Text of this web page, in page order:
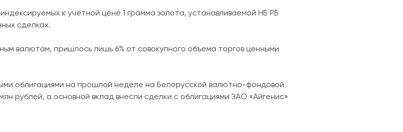
к учетной цене 1 грамма золота, устанавливаемой НБ РБ
сделках.
валютам, пришлось лишь 6% от совокупного объема торгов ценными
облигациями на прошлой неделе на Белорусской валютно-фондовой
рублей, а основной вклад внесли сделки с облигациями ЗАО «Айгенис»